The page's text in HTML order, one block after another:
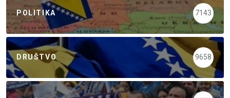
POLITIKA 7143
DRUŠTVO 9658